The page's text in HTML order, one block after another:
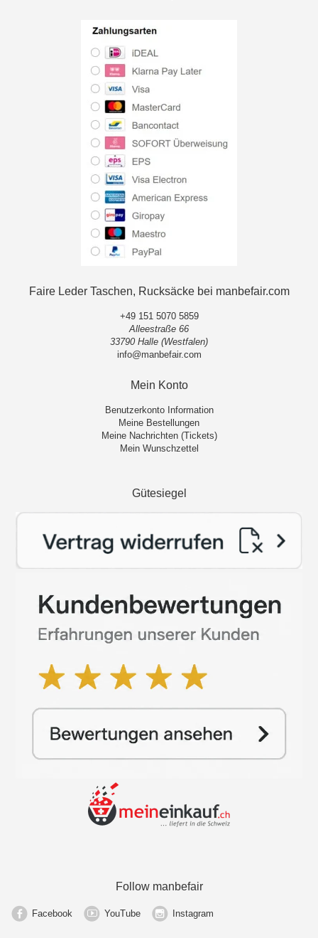
Faire Leder Taschen, Rucksäcke bei manbefair.com
+49 151 5070 5859
Alleestraße 66
33790 Halle (Westfalen)
info@manbefair.com
Mein Konto
Benutzerkonto Information
Meine Bestellungen
Meine Nachrichten (Tickets)
Mein Wunschzettel
Gütesiegel
Follow manbefair
Facebook YouTube Instagram